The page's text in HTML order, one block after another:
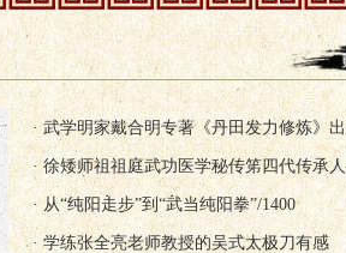
· 武学明家戴合明专著《丹田发力修炼》
· 徐矮师祖祖庭武功医学秘传笫四代传承
· 从“纯阳走步”到“武当纯阳拳”/1400
· 学练张全亮老师教授的吴式太极刀有感